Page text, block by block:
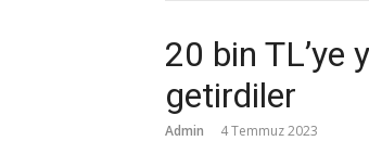
20 bin TL’ye
getirdiler
Admin 4 Temmuz 2023